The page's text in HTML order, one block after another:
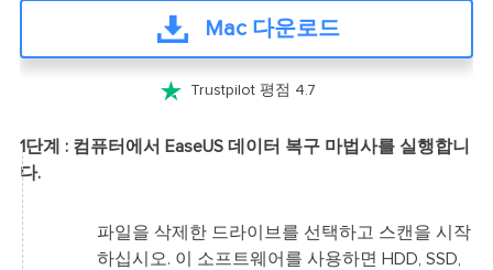
Mac 다운로드
 Trustpilot 평점 4.7
1단계 : 컴퓨터에서 EaseUS 데이터 복구 마법사를 실행합니
다.
파일을 삭제한 드라이브를 선택하고 스캔을 시작
하십시오. 이 소프트웨어를 사용하면 HDD, SSD,